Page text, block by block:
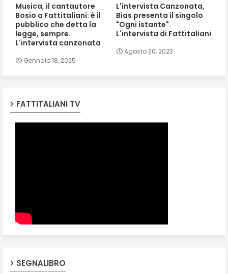
Musica, il cantautore
Bosio a Fattitaliani: è il
pubblico che detta la
legge, sempre.
L'intervista canzonata
Gennaio 18, 2025
L'intervista Canzonata,
Bias presenta il singolo
"Ogni istante".
L'intervista di Fattitaliani
Agosto 30, 2023
FATTITALIANI TV
SEGNALIBRO